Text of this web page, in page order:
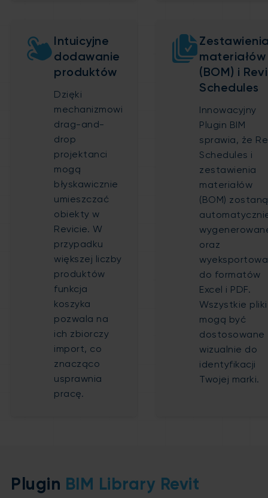
Intuicyjne
dodawanie
produktów
Dzięki
mechanizmowi
drag-and-
drop
projektanci
mogą
błyskawicznie
umieszczać
obiekty w
Revicie. W
przypadku
większej liczby
produktów
funkcja
koszyka
pozwala na
ich zbiorczy
import, co
znacząco
usprawnia
pracę.
materiałów
(BOM) i
Schedules
Innowacyjny
Plugin BIM
sprawia, że
Schedules i
zestawienia
materiałów
(BOM) zostaną
oraz
do formatów
Excel i PDF.
Wszystkie pliki
mogą być
dostosowane
wizualnie do
identyfikacji
Twojej marki.
Plugin BIM Library Revit